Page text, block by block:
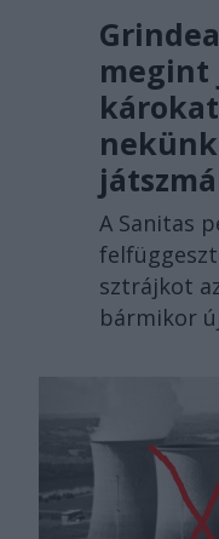
megint
A Sanitas
sztrájkot
bármikor